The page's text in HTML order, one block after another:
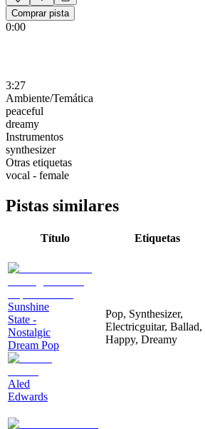
Comprar pista
0:00
3:27
Ambiente/Temática
peaceful
dreamy
Instrumentos
synthesizer
Otras etiquetas
vocal - female
Pistas similares
Título Etiquetas
Sunshine
State -
Nostalgic
Dream Pop
Aled
Edwards
Pop, Synthesizer,
Electricguitar, Ballad,
Happy, Dreamy